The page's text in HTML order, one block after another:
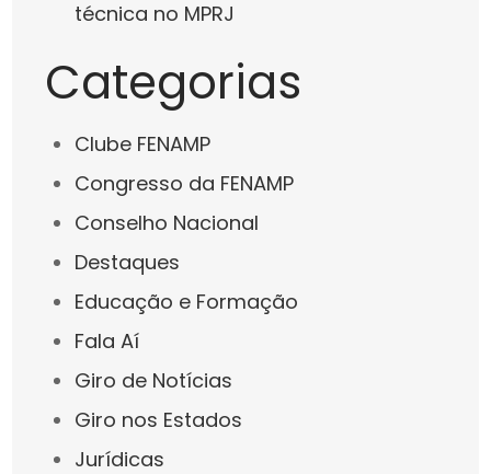
técnica no MPRJ
Categorias
Clube FENAMP
Congresso da FENAMP
Conselho Nacional
Destaques
Educação e Formação
Fala Aí
Giro de Notícias
Giro nos Estados
Jurídicas